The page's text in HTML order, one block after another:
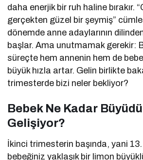
daha enerjik bir ruh haline bırakır.
gerçekten güzel bir şeymiş”
dönemde anne adaylarının
başlar. Ama unutmamak gerekir:
süreçte hem annenin hem de
büyük hızla artar. Gelin birlikte
trimesterde bizi neler bekliyor?
Bebek Ne Kadar
Gelişiyor?
İkinci trimesterin başında, yani
bebeğiniz yaklaşık bir limon